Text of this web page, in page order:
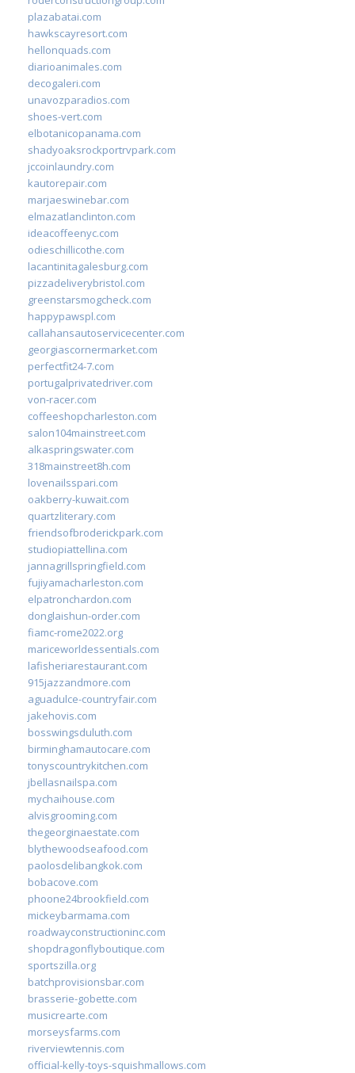
plazabatai.com
hawkscayresort.com
hellonquads.com
diarioanimales.com
decogaleri.com
unavozparadios.com
shoes-vert.com
elbotanicopanama.com
shadyoaksrockportrvpark.com
jccoinlaundry.com
kautorepair.com
marjaeswinebar.com
elmazatlanclinton.com
ideacoffeenyc.com
odieschillicothe.com
lacantinitagalesburg.com
pizzadeliverybristol.com
greenstarsmogcheck.com
happypawspl.com
callahansautoservicecenter.com
georgiascornermarket.com
perfectfit24-7.com
portugalprivatedriver.com
von-racer.com
coffeeshopcharleston.com
salon104mainstreet.com
alkaspringswater.com
318mainstreet8h.com
lovenailsspari.com
oakberry-kuwait.com
quartzliterary.com
friendsofbroderickpark.com
studiopiattellina.com
jannagrillspringfield.com
fujiyamacharleston.com
elpatronchardon.com
donglaishun-order.com
fiamc-rome2022.org
mariceworldessentials.com
lafisheriarestaurant.com
915jazzandmore.com
aguadulce-countryfair.com
jakehovis.com
bosswingsduluth.com
birminghamautocare.com
tonyscountrykitchen.com
jbellasnailspa.com
mychaihouse.com
alvisgrooming.com
thegeorginaestate.com
blythewoodseafood.com
paolosdelibangkok.com
bobacove.com
phoone24brookfield.com
mickeybarmama.com
roadwayconstructioninc.com
shopdragonflyboutique.com
sportszilla.org
batchprovisionsbar.com
brasserie-gobette.com
musicrearte.com
morseysfarms.com
riverviewtennis.com
official-kelly-toys-squishmallows.com